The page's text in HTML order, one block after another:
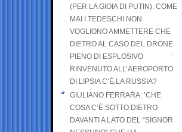
(PER LA GIOIA DI PUTIN). COME
MAI I TEDESCHI NON
VOGLIONO AMMETTERE CHE
DIETRO AL CASO DEL DRONE
PIENO DI ESPLOSIVO
RINVENUTO ALL’AEROPORTO
DI LIPSIA C’È LA RUSSIA?
GIULIANO FERRARA: ’CHE
COSA C’È SOTTO DIETRO
DAVANTI A LATO DEL “SIGNOR